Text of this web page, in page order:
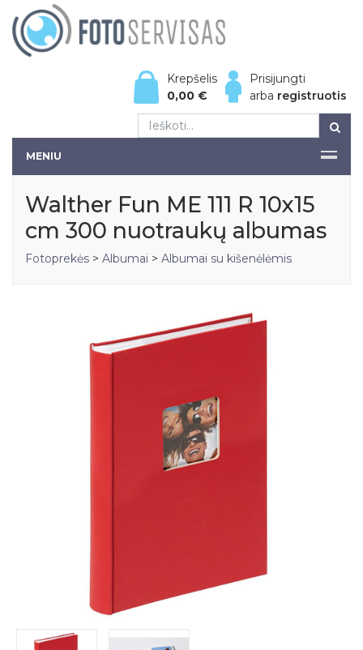
Prisijungti
arba registruotis
Krepšelis
0,00 €
MENIU
Walther Fun ME 111 R 10x15
cm 300 nuotraukų albumas
Fotoprekės > Albumai > Albumai su kišenėlėmis